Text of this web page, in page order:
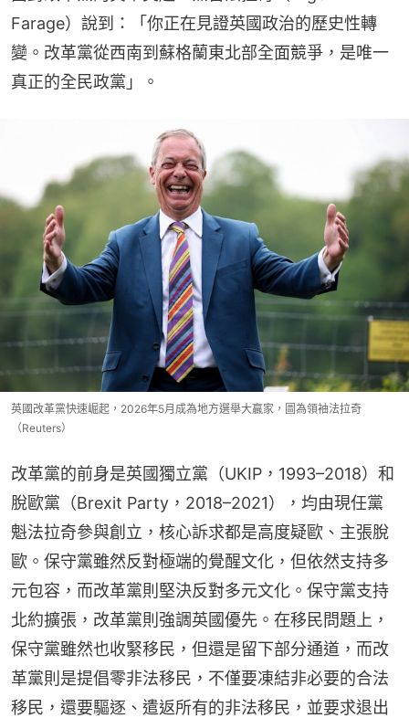
Farage）說到：「你正在見證英國政治的歷史性轉
變。改革黨從西南到蘇格蘭東北部全面競爭，是唯一
真正的全民政黨」。
英國改革黨快速崛起，2026年5月成為地方選舉大贏家，圖為領袖法拉奇
（Reuters）
改革黨的前身是英國獨立黨（UKIP，1993–2018）和
脫歐黨（Brexit Party，2018–2021），均由現任黨
魁法拉奇參與創立，核心訴求都是高度疑歐、主張脫
歐。保守黨雖然反對極端的覺醒文化，但依然支持多
元包容，而改革黨則堅決反對多元文化。保守黨支持
北約擴張，改革黨則強調英國優先。在移民問題上，
保守黨雖然也收緊移民，但還是留下部分通道，而改
革黨則是提倡零非法移民，不僅要凍結非必要的合法
移民，還要驅逐、遣返所有的非法移民，並要求退出